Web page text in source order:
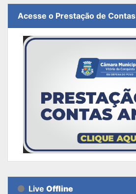
Acesse o Prestação de Contas
Live Offline